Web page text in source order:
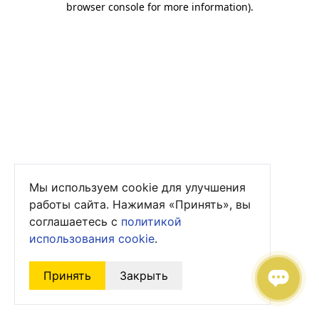
browser console for more information).
Мы используем cookie для улучшения
работы сайта. Нажимая «Принять», вы
соглашаетесь с политикой
использования cookie.
Принять Закрыть